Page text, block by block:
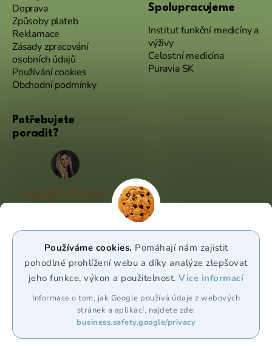
Používáme cookies. Pomáhají nám zajistit
pohodlné prohlížení webu a díky analýze zlepšovat
jeho funkce, výkon a použitelnost.Více informací
Informace o tom, jak Google používá údaje z webových
stránek a aplikací, najdete zde:
business.safety.google/privacy
Doprava
Způsoby plateb
Reklamace
Zásady zpracování
osobních údajů
Používání cookies
Obchodní podmínky
Spolupracujeme
Institut funkční medicíny a
výživy
Celostní medicína
Puravia SK
Potřebujete
poradit?
+420 227 072 207
(Po - Pá 9:00 - 17:00)
WhatsApp